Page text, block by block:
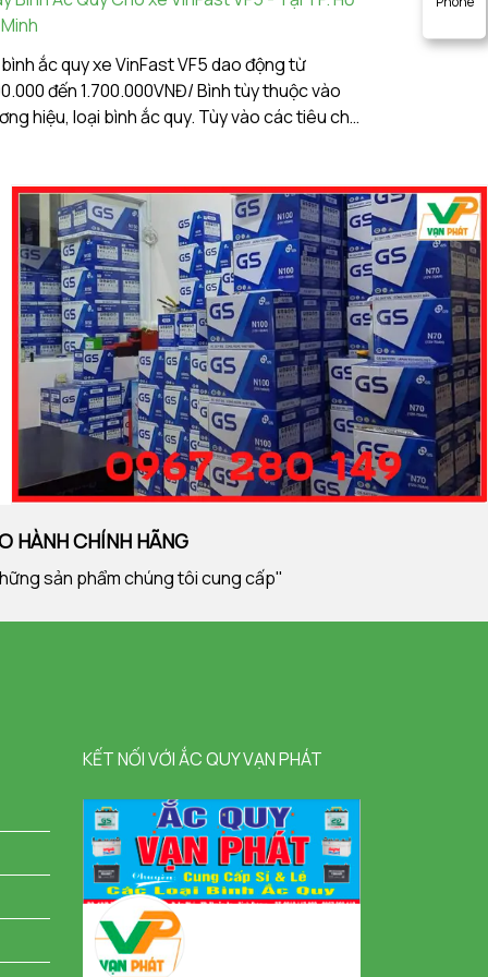
ắc quy xe VinFast VF5 dao động từ
đến 1.700.000VNĐ/ Bình tùy thuộc vào
hiệu, loại bình ắc quy. Tùy vào các tiêu chí
đầu về giá bình ắc quy xe VinFast VF5.
tôi là nhà phân phối của nhiều thương hiệu
nội ngoại nhập tại khu vực TP. Hồ Chí Minh
HÀNH CHÍNH HÃNG
sản phẩm chúng tôi cung cấp"
KẾT NỐI VỚI ẮC QUY VẠN PHÁT